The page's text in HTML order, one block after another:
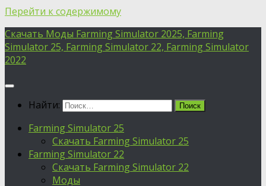
Перейти к содержимому
Скачать Моды Farming Simulator 2025, Farming
Simulator 25, Farming Simulator 22, Farming Simulator
2022
Найти:
Farming Simulator 25
Скачать Farming Simulator 25
Farming Simulator 22
Скачать Farming Simulator 22
Моды